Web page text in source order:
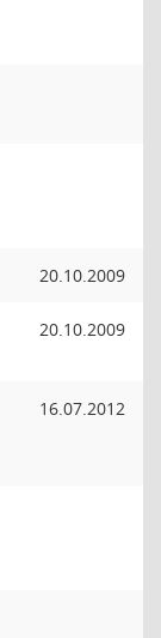
20.10.2009
20.10.2009
16.07.2012